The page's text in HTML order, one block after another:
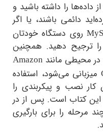
داشته باشید و
باشند، یا اگر
دستگاه خودتان
دهید. همچنین
مانند Amazon
می‌شود، استفاده
و پیکربندی را
است. پس از در
را برای بارگیری